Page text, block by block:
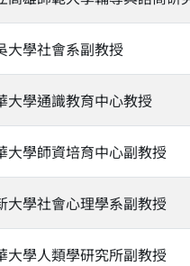
大學社會系副教授
大學通識教育中心教授
大學師資培育中心副教授
大學社會心理學系副教授
大學人類學研究所副教授